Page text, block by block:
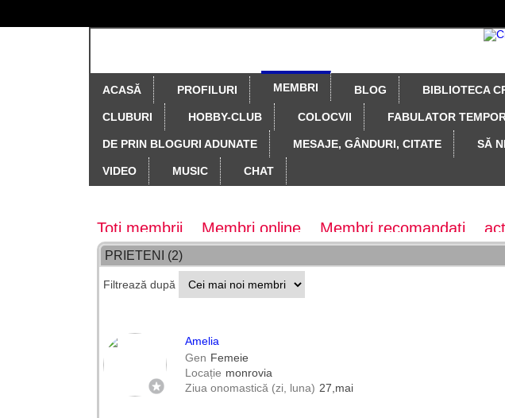
ACASĂ PROFILURI MEMBRI BLOG BIBLIOTECA
CLUBURI HOBBY-CLUB COLOCVII FABULATOR
DE PRIN BLOGURI ADUNATE MESAJE, GÂNDURI, CITATE SĂ
VIDEO MUSIC CHAT
Toti membrii Membri online Membri recomandati
Editor
Moderator general
PRIETENI (2)
Filtrează după
Amelia
Gen Femeie
Locație monrovia
Ziua onomastică (zi, luna) 27,mai